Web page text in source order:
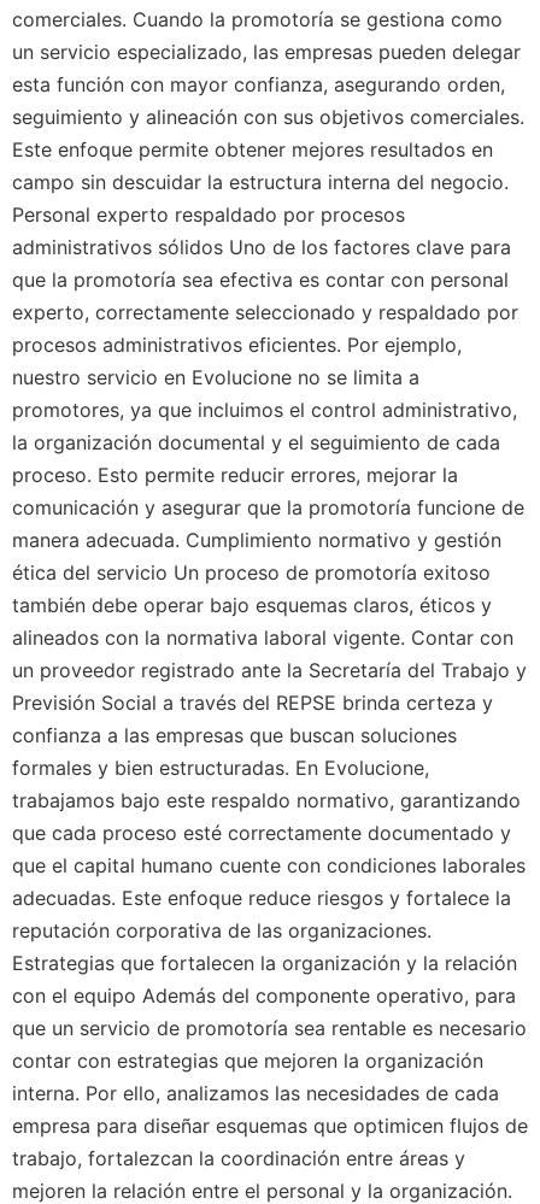
comerciales. Cuando la promotoría se gestiona como
un servicio especializado, las empresas pueden delegar
esta función con mayor confianza, asegurando orden,
seguimiento y alineación con sus objetivos comerciales.
Este enfoque permite obtener mejores resultados en
campo sin descuidar la estructura interna del negocio.
Personal experto respaldado por procesos
administrativos sólidos Uno de los factores clave para
que la promotoría sea efectiva es contar con personal
experto, correctamente seleccionado y respaldado por
procesos administrativos eficientes. Por ejemplo,
nuestro servicio en Evolucione no se limita a
promotores, ya que incluimos el control administrativo,
la organización documental y el seguimiento de cada
proceso. Esto permite reducir errores, mejorar la
comunicación y asegurar que la promotoría funcione de
manera adecuada. Cumplimiento normativo y gestión
ética del servicio Un proceso de promotoría exitoso
también debe operar bajo esquemas claros, éticos y
alineados con la normativa laboral vigente. Contar con
un proveedor registrado ante la Secretaría del Trabajo y
Previsión Social a través del REPSE brinda certeza y
confianza a las empresas que buscan soluciones
formales y bien estructuradas. En Evolucione,
trabajamos bajo este respaldo normativo, garantizando
que cada proceso esté correctamente documentado y
que el capital humano cuente con condiciones laborales
adecuadas. Este enfoque reduce riesgos y fortalece la
reputación corporativa de las organizaciones.
Estrategias que fortalecen la organización y la relación
con el equipo Además del componente operativo, para
que un servicio de promotoría sea rentable es necesario
contar con estrategias que mejoren la organización
interna. Por ello, analizamos las necesidades de cada
empresa para diseñar esquemas que optimicen flujos de
trabajo, fortalezcan la coordinación entre áreas y
mejoren la relación entre el personal y la organización.